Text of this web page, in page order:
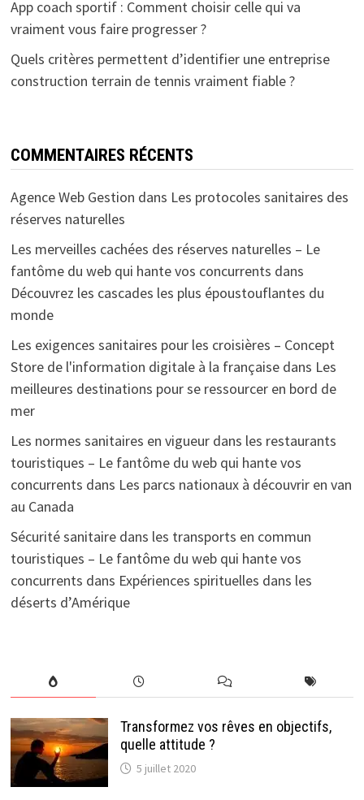
App coach sportif : Comment choisir celle qui va
vraiment vous faire progresser ?
Quels critères permettent d’identifier une entreprise
construction terrain de tennis vraiment fiable ?
COMMENTAIRES RÉCENTS
Agence Web Gestion dans Les protocoles sanitaires des
réserves naturelles
Les merveilles cachées des réserves naturelles – Le
fantôme du web qui hante vos concurrents dans
Découvrez les cascades les plus époustouflantes du
monde
Les exigences sanitaires pour les croisières – Concept
Store de l'information digitale à la françaisedans Les
meilleures destinations pour se ressourcer en bord de
mer
Les normes sanitaires en vigueur dans les restaurants
touristiques – Le fantôme du web qui hante vos
concurrents dans Les parcs nationaux à découvrir en van
au Canada
Sécurité sanitaire dans les transports en commun
touristiques – Le fantôme du web qui hante vos
concurrents dans Expériences spirituelles dans les
déserts d’Amérique
Transformez vos rêves en objectifs,
quelle attitude ?
5 juillet 2020